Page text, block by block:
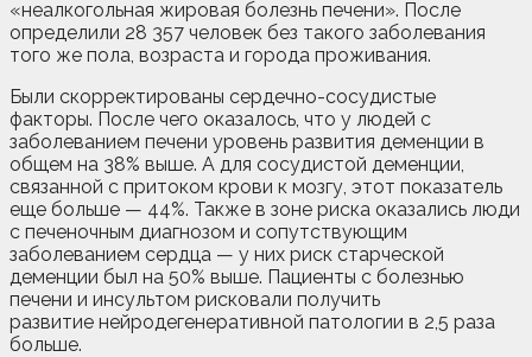
«неалкогольная жировая болезнь печени». После
определили 28 357 человек без такого заболевания
того же пола, возраста и города проживания.
Были скорректированы сердечно-сосудистые
факторы. После чего оказалось, что у людей с
заболеванием печени уровень развития деменции в
общем на 38% выше. А для сосудистой деменции,
связанной с притоком крови к мозгу, этот показатель
еще больше — 44%. Также в зоне риска оказались люди
с печеночным диагнозом и сопутствующим
заболеванием сердца — у них риск старческой
деменции был на 50% выше. Пациенты с болезнью
печени и инсультом рисковали получить
развитие нейродегенеративной патологии в 2,5 раза
больше.